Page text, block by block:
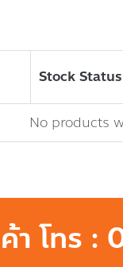
Stock Status
No products
โทร :